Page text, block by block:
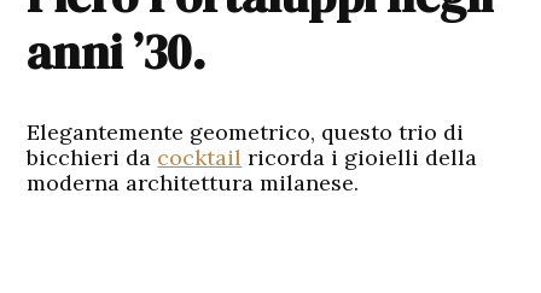
anni ’30.
Elegantemente geometrico, questo trio di
bicchieri da cocktail ricorda i gioielli della
moderna architettura milanese.